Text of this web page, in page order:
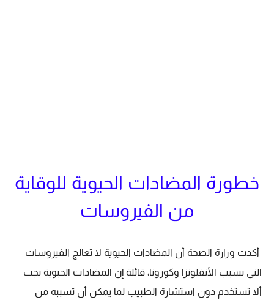
خطورة المضادات الحيوية للوقاية
من الفيروسات
أكدت وزارة الصحة أن المضادات الحيوية لا تعالج الفيروسات
التى تسبب الأنفلونزا وكورونا، قائلة إن المضادات الحيوية يجب
ألا تستخدم دون استشارة الطبيب لما يمكن أن تسببه من